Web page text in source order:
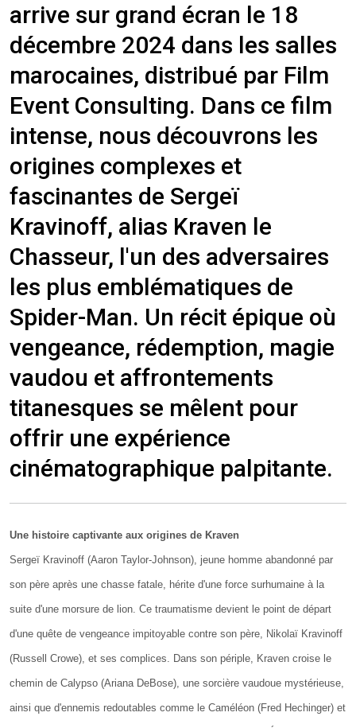
arrive sur grand écran le 18
décembre 2024 dans les salles
marocaines, distribué par Film
Event Consulting. Dans ce film
intense, nous découvrons les
origines complexes et
fascinantes de Sergeï
Kravinoff, alias Kraven le
Chasseur, l'un des adversaires
les plus emblématiques de
Spider-Man. Un récit épique où
vengeance, rédemption, magie
vaudou et affrontements
titanesques se mêlent pour
offrir une expérience
cinématographique palpitante.
Une histoire captivante aux origines de Kraven
Sergeï Kravinoff (Aaron Taylor-Johnson), jeune homme abandonné par
son père après une chasse fatale, hérite d'une force surhumaine à la
suite d'une morsure de lion. Ce traumatisme devient le point de départ
d'une quête de vengeance impitoyable contre son père, Nikolaï Kravinoff
(Russell Crowe), et ses complices. Dans son périple, Kraven croise le
chemin de Calypso (Ariana DeBose), une sorcière vaudoue mystérieuse,
ainsi que d'ennemis redoutables comme le Caméléon (Fred Hechinger) et